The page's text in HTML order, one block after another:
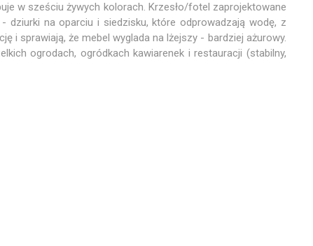
w sześciu żywych kolorach. Krzesło/fotel zaprojektowane
na oparciu i siedzisku, które odprowadzają wodę, z
i sprawiają, że mebel wyglada na lżejszy - bardziej ażurowy.
ogrodach, ogródkach kawiarenek i restauracji (stabilny,